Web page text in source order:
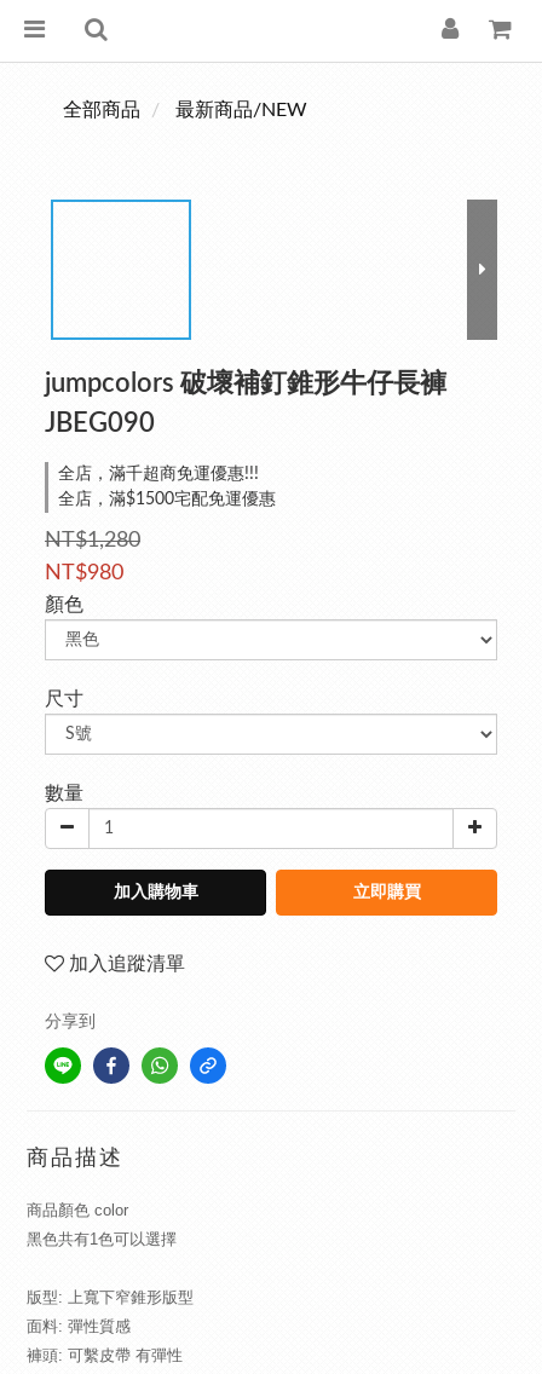
全部商品 最新商品/NEW
jumpcolors 破壞補釘錐形牛仔長褲
JBEG090
全店，滿千超商免運優惠!!!
全店，滿$1500宅配免運優惠
NT$1,280
NT$980
顏色
尺寸
數量
加入購物車 立即購買
加入追蹤清單
分享到
商品描述
商品顏色 color
黑色共有1色可以選擇
版型: 上寬下窄錐形版型
面料: 彈性質感
褲頭: 可繫皮帶 有彈性